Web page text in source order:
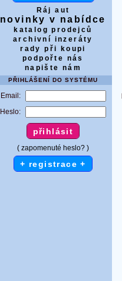
Ráj aut
novinky v nabídce
katalog prodejců
archivní inzeráty
rady při koupi
podpořte nás
napište nám
PŘIHLÁŠENÍ DO SYSTÉMU
Email:
Heslo:
( zapomenuté heslo? )
+ registrace +